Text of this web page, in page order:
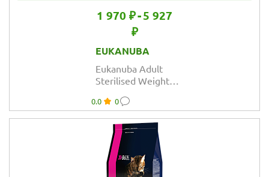
1 970 ₽-5 927
₽
EUKANUBA
Eukanuba Adult
Sterilised Weight
сбалансированный
сухой корм для
кошек
0.0 0